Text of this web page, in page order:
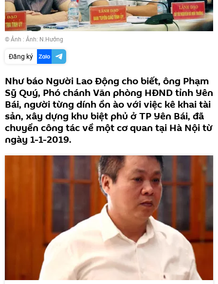
© Ảnh : Ảnh: N.Hưởng
Đăng ký
Như báo Người Lao Động cho biết, ông Phạm
Sỹ Quý, Phó chánh Văn phòng HĐND tỉnh Yên
Bái, người từng dính ồn ào với việc kê khai tài
sản, xây dựng khu biệt phủ ở TP Yên Bái, đã
chuyển công tác về một cơ quan tại Hà Nội từ
ngày 1-1-2019.